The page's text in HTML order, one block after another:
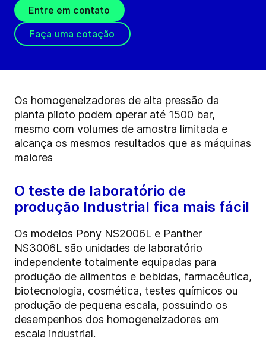
Entre em contato
Faça uma cotação
Os homogeneizadores de alta pressão da
planta piloto podem operar até 1500 bar,
mesmo com volumes de amostra limitada e
alcança os mesmos resultados que as máquinas
maiores
O teste de laboratório de
produção Industrial fica mais fácil
Os modelos Pony NS2006L e Panther
NS3006L são unidades de laboratório
independente totalmente equipadas para
produção de alimentos e bebidas, farmacêutica,
biotecnologia, cosmética, testes químicos ou
produção de pequena escala, possuindo os
desempenhos dos homogeneizadores em
escala industrial.